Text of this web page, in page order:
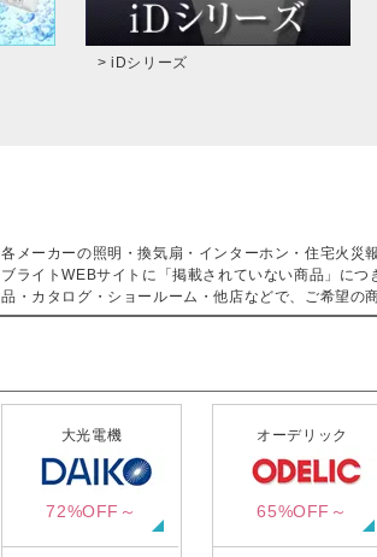
> iDシリーズ
各メーカーの照明・換気扇・インターホン・住宅火災
ブライトWEBサイトに「掲載されていない商品」に
品・カタログ・ショールーム・他店などで、ご希望の
大光電機
72%OFF～
オーデリック
65%OFF～